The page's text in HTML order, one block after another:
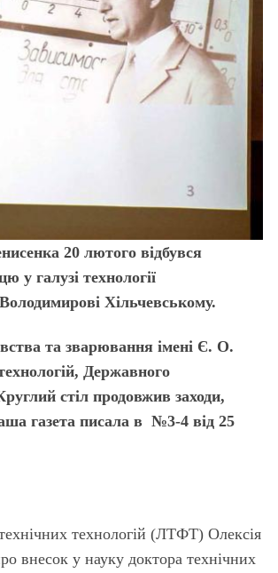
20 лютого відбувся
у галузі технології
Хільчевському.
та зварювання імені Є. О.
Державного
стіл продовжив заходи,
газета писалав №3-4 від 25
технологій (ЛТФТ) Олексія
внесок у науку доктора технічних